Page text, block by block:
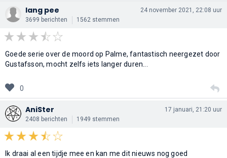
lang pee
3699 berichten 1562 stemmen
24 november 2021, 22:08 uur
Goede serie over de moord op Palme, fantastisch neergezet door
Gustafsson, mocht zelfs iets langer duren...
0
AniSter
2408 berichten 1949 stemmen
17 januari, 21:20 uur
Ik draai al een tijdje mee en kan me dit nieuws nog goed